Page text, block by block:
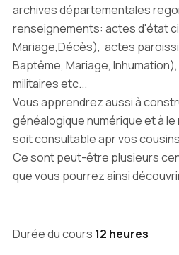
archives départementales
renseignements: actes d'état
Mariage,Décès), actes
Baptême, Mariage,
militaires etc...
Vous apprendrez aussi à
généalogique numérique et à
soit consultable apr vos
Ce sont peut-être plusieurs
que vous pourrez ainsi
Durée du cours 12 heures